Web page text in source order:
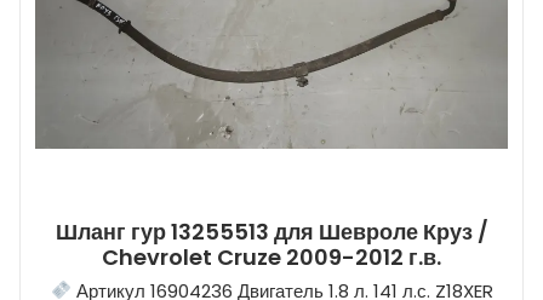
Шланг гур 13255513 для Шевроле Круз /
Chevrolet Cruze 2009-2012 г.в.
Артикул 16904236 Двигатель 1.8 л. 141 л.с. Z18XER